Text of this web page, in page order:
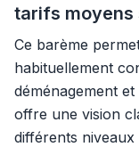
tarifs moyens
Ce barème
habituellement
déménagement
offre une vision
différents niveaux